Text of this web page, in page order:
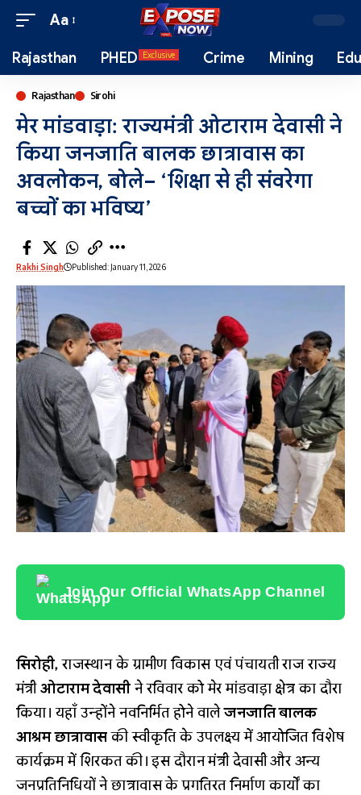
Aa
Rajasthan PHED Exclusive Crime Mining
Rajasthan Sirohi
मेर मांडवाड़ा: राज्यमंत्री ओटाराम देवासी ने
किया जनजाति बालक छात्रावास का
अवलोकन, बोले– ‘शिक्षा से ही संवरेगा
बच्चों का भविष्य’
Rakhi Singh Published: January 11, 2026
Join Our Official WhatsApp Channel
सिरोही,राजस्थान के ग्रामीण विकास एवं पंचायती राज राज्य
मंत्रीओटाराम देवासी ने रविवार को मेर मांडवाड़ा क्षेत्र का दौरा
किया। यहाँ उन्होंने नवनिर्मित होने वालेजनजाति बालक
आश्रम छात्रावासकी स्वीकृति के उपलक्ष्य में आयोजित विशेष
कार्यक्रम में शिरकत की। इस दौरान मंत्री देवासी और अन्य
जनप्रतिनिधियों ने छात्रावास के प्रगतिरत निर्माण कार्यों का